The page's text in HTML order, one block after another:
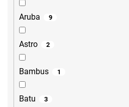
Aruba 9
Astro 2
Bambus 1
Batu 3